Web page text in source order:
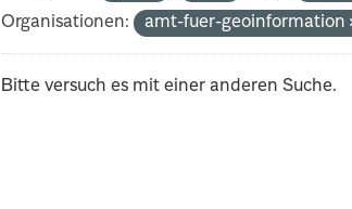
Organisationen:
amt-fuer-geoinformation
Bitte versuch es mit einer anderen Suche.